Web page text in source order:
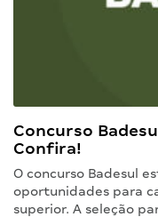
Concurso
Confira!
O concurso Badesul
oportunidades para
superior. A seleção